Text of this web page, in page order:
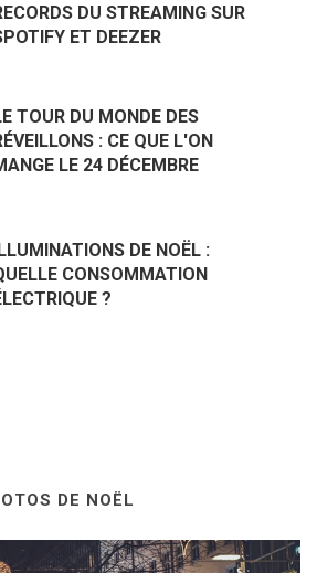
DU STREAMING SUR
ET DEEZER
TOUR DU MONDE DES
: CE QUE L'ON
LE 24 DÉCEMBRE
ILLUMINATIONS DE NOËL :
CONSOMMATION
?
DE NOËL